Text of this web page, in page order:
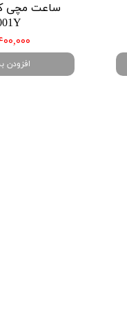
ساعت مچی
۵,۴۰۰,۰۰۰
افزودن